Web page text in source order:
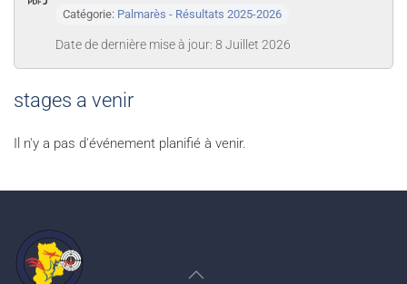
Catégorie: Palmarès - Résultats 2025-2026
Date de dernière mise à jour: 8 Juillet 2026
stages a venir
Il n'y a pas d'événement planifié à venir.